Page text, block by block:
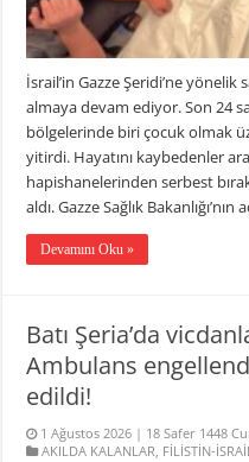
İsrail’in Gazze Şeridi’ne yönelik
almaya devam ediyor. Son 24
bölgelerinde biri çocuk olmak
yitirdi. Hayatını kaybedenler
hapishanelerinden serbest
aldı. Gazze Sağlık Bakanlığı’nın
Devamını Oku »
Batı Şeria’da
Ambulans
edildi!
1 Ağustos 2026 | 18 Safer 1448
AKILDA KALANLAR, FİLİSTİN-